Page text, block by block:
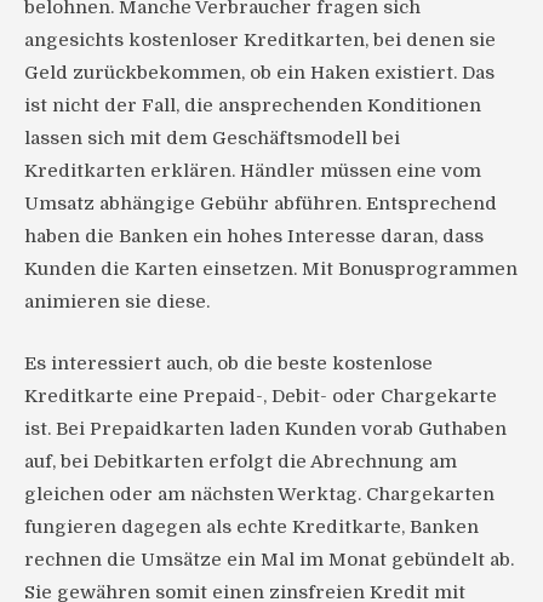
belohnen. Manche Verbraucher fragen sich
angesichts kostenloser Kreditkarten, bei denen sie
Geld zurückbekommen, ob ein Haken existiert. Das
ist nicht der Fall, die ansprechenden Konditionen
lassen sich mit dem Geschäftsmodell bei
Kreditkarten erklären. Händler müssen eine vom
Umsatz abhängige Gebühr abführen. Entsprechend
haben die Banken ein hohes Interesse daran, dass
Kunden die Karten einsetzen. Mit Bonusprogrammen
animieren sie diese.
Es interessiert auch, ob die beste kostenlose
Kreditkarte eine Prepaid-, Debit- oder Chargekarte
ist. Bei Prepaidkarten laden Kunden vorab Guthaben
auf, bei Debitkarten erfolgt die Abrechnung am
gleichen oder am nächsten Werktag. Chargekarten
fungieren dagegen als echte Kreditkarte, Banken
rechnen die Umsätze ein Mal im Monat gebündelt ab.
Sie gewähren somit einen zinsfreien Kredit mit